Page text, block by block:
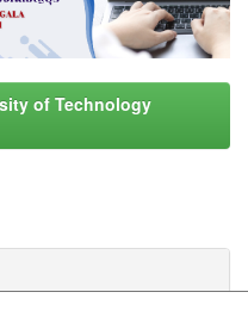
of Technology